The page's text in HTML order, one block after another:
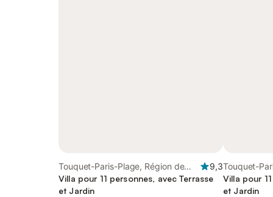
Touquet-Paris-Plage, Région de
Montreuil
9,3
Villa pour 11 personnes, avec Terrasse
et Jardin
Touquet-
Montreuil
Villa pour
et Jardin